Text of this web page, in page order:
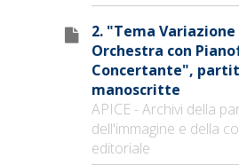
2. "Tema
Orchestra con
Concertante",
manoscritte
APICE - Archivi della
dell'immagine e della
editoriale